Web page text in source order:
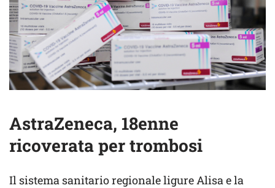
AstraZeneca, 18enne
ricoverata per trombosi
Il sistema sanitario regionale ligure Alisa e la